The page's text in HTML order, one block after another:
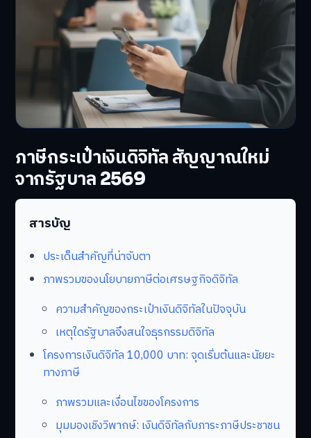
ภาษีกระเป๋าเงินดิจิทัล สัญญาณใหม่
จากรัฐบาล 2569
สารบัญ
ประเด็นสำคัญที่น่าจับตา
ภาพรวมของนโยบายภาษีต่อเศรษฐกิจดิจิทัล
ความสำคัญของกระเป๋าเงินดิจิทัลในปัจจุบัน
เหตุใดรัฐบาลจึงสนใจธุรกรรมดิจิทัล
โครงการเงินดิจิทัล 10,000 บาท: จุดเริ่มต้นและนัยยะ
ทางภาษี
ภาพรวมและเงื่อนไขของโครงการ
มุมมองเชิงวิพากษ์: เงินดิจิทัลกับภาระภาษีประชาชน